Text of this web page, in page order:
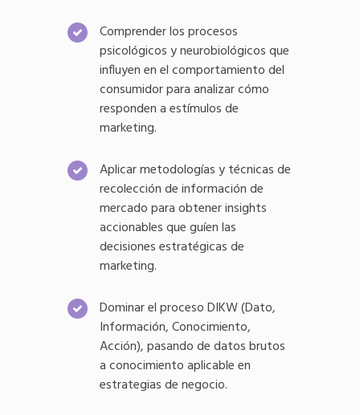
Comprender los procesos
psicológicos y neurobiológicos que
influyen en el comportamiento del
consumidor para analizar cómo
responden a estímulos de
marketing.
Aplicar metodologías y técnicas de
recolección de información de
mercado para obtener insights
accionables que guíen las
decisiones estratégicas de
marketing.
Dominar el proceso DIKW (Dato,
Información, Conocimiento,
Acción), pasando de datos brutos
a conocimiento aplicable en
estrategias de negocio.